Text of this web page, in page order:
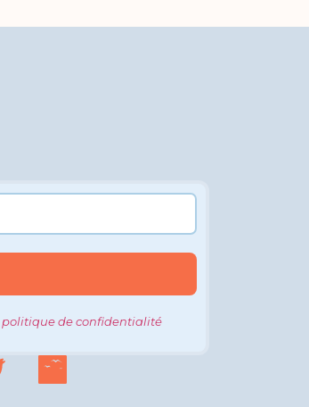
politique de confidentialité